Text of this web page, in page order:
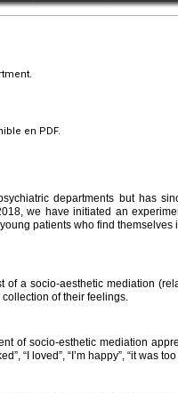
en PDF.
departments but has
we have initiated an
patients who find
of a socio-aesthetic mediation
of their feelings.
of socio-esthetic mediation
“I loved”, “I’m happy”, “it was